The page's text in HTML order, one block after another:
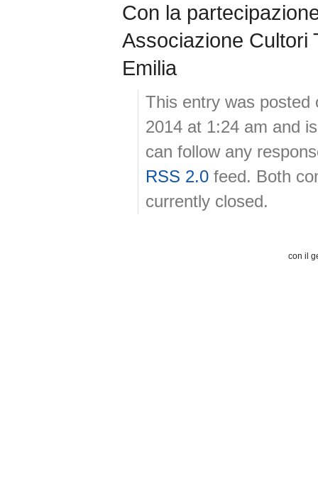
Con la
Associazione Cultori
Emilia
This entry was posted
2014 at 1:24 am and
can follow any
RSS 2.0 feed. Both
currently closed.
con il